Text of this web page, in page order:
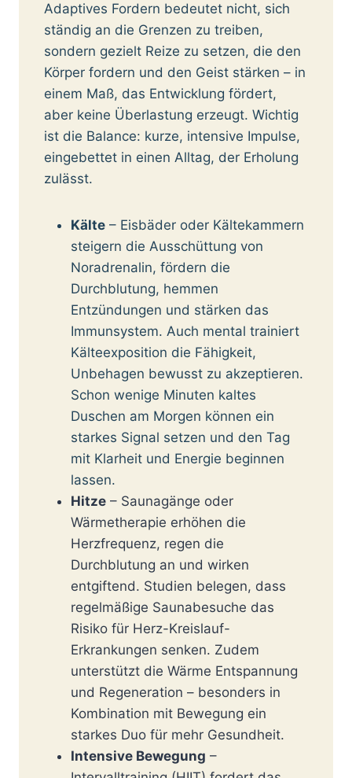
Adaptives Fordern bedeutet nicht, sich
ständig an die Grenzen zu treiben,
sondern gezielt Reize zu setzen, die den
Körper fordern und den Geist stärken – in
einem Maß, das Entwicklung fördert,
aber keine Überlastung erzeugt. Wichtig
ist die Balance: kurze, intensive Impulse,
eingebettet in einen Alltag, der Erholung
zulässt.
Kälte – Eisbäder oder Kältekammern
steigern die Ausschüttung von
Noradrenalin, fördern die
Durchblutung, hemmen
Entzündungen und stärken das
Immunsystem. Auch mental trainiert
Kälteexposition die Fähigkeit,
Unbehagen bewusst zu akzeptieren.
Schon wenige Minuten kaltes
Duschen am Morgen können ein
starkes Signal setzen und den Tag
mit Klarheit und Energie beginnen
lassen.
Hitze – Saunagänge oder
Wärmetherapie erhöhen die
Herzfrequenz, regen die
Durchblutung an und wirken
entgiftend. Studien belegen, dass
regelmäßige Saunabesuche das
Risiko für Herz-Kreislauf-
Erkrankungen senken. Zudem
unterstützt die Wärme Entspannung
und Regeneration – besonders in
Kombination mit Bewegung ein
starkes Duo für mehr Gesundheit.
Intensive Bewegung –